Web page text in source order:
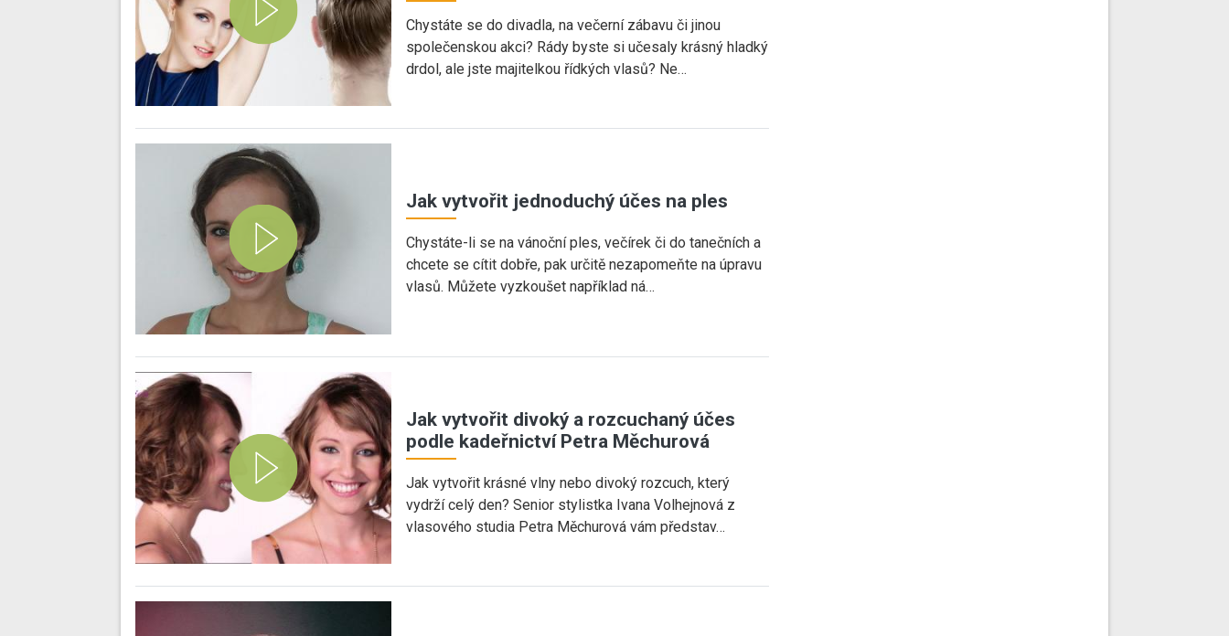
Chystáte se do divadla, na večerní zábavu či jinou
společenskou akci? Rády byste si učesaly krásný hladký
drdol, ale jste majitelkou řídkých vlasů? Ne…
Jak vytvořit jednoduchý účes na ples
Chystáte-li se na vánoční ples, večírek či do tanečních a
chcete se cítit dobře, pak určitě nezapomeňte na úpravu
vlasů. Můžete vyzkoušet například ná…
Jak vytvořit divoký a rozcuchaný účes
podle kadeřnictví Petra Měchurová
Jak vytvořit krásné vlny nebo divoký rozcuch, který
vydrží celý den? Senior stylistka Ivana Volhejnová z
vlasového studia Petra Měchurová vám představ…